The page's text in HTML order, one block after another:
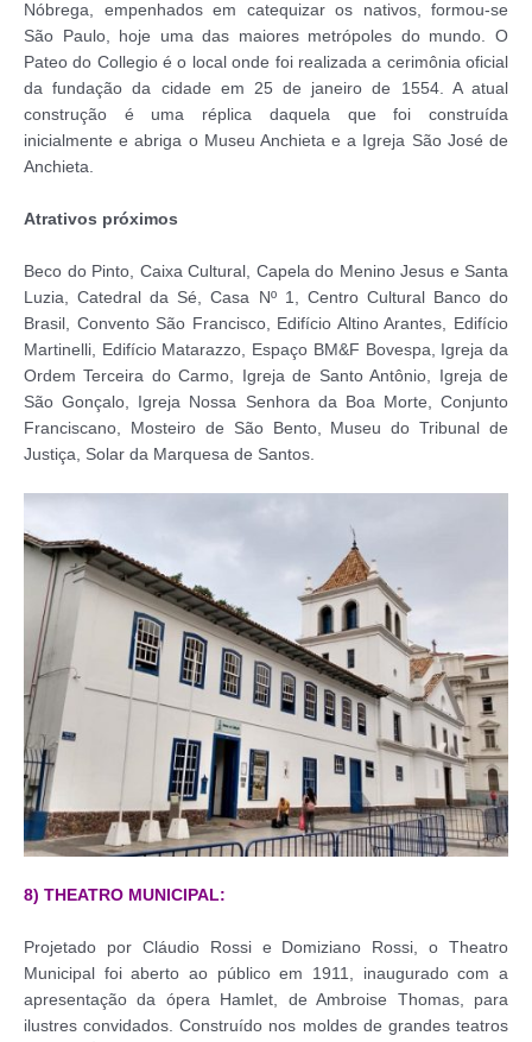
Nóbrega, empenhados em catequizar os nativos, formou-se
São Paulo, hoje uma das maiores metrópoles do mundo. O
Pateo do Collegio é o local onde foi realizada a cerimônia oficial
da fundação da cidade em 25 de janeiro de 1554. A atual
construção é uma réplica daquela que foi construída
inicialmente e abriga o Museu Anchieta e a Igreja São José de
Anchieta.
Atrativos próximos
Beco do Pinto, Caixa Cultural, Capela do Menino Jesus e Santa
Luzia, Catedral da Sé, Casa Nº 1, Centro Cultural Banco do
Brasil, Convento São Francisco, Edifício Altino Arantes, Edifício
Martinelli, Edifício Matarazzo, Espaço BM&F Bovespa, Igreja da
Ordem Terceira do Carmo, Igreja de Santo Antônio, Igreja de
São Gonçalo, Igreja Nossa Senhora da Boa Morte, Conjunto
Franciscano, Mosteiro de São Bento, Museu do Tribunal de
Justiça, Solar da Marquesa de Santos.
8) THEATRO MUNICIPAL:
Projetado por Cláudio Rossi e Domiziano Rossi, o Theatro
Municipal foi aberto ao público em 1911, inaugurado com a
apresentação da ópera Hamlet, de Ambroise Thomas, para
ilustres convidados. Construído nos moldes de grandes teatros